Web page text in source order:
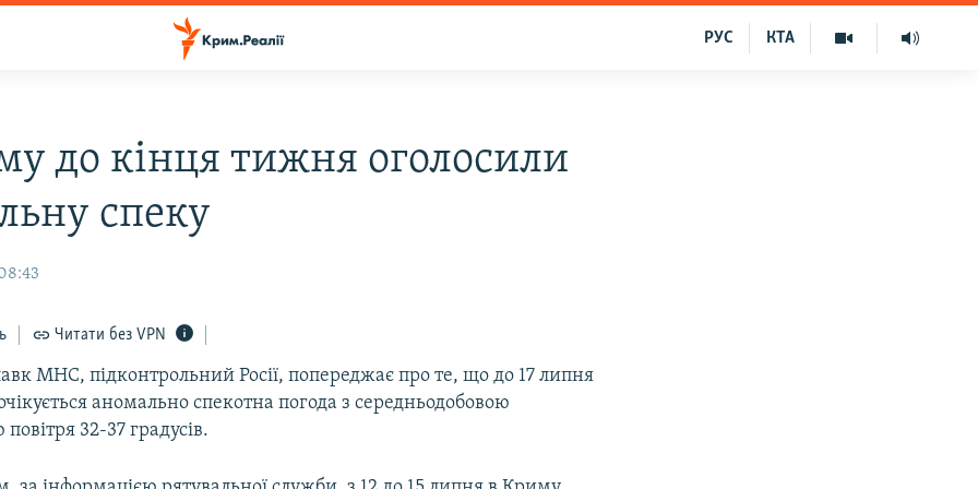
КТА
РУС
до кінця тижня оголосили
спеку
Читати без VPN
МНС, підконтрольний Росії, попереджає про те, що до 17 липня
аномально спекотна погода з середньодобовою
32-37 градусів.